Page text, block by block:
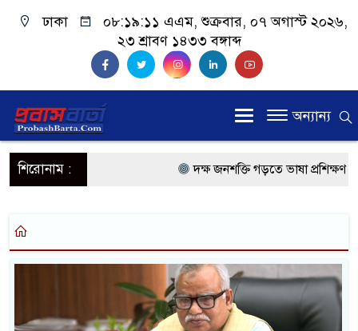
ঢাকা ০৮:১৯:১১ এএম, শুক্রবার, ০৭ অগাস্ট ২০২৬,
২৩ শ্রাবণ ১৪৩৩ বঙ্গাব্দ
অন্যান্য
শিরোনাম : দক্ষ জনশক্তি গড়তে ভাষা প্রশিক্ষণ
প্রধানমন্ত্রী তারেক রহমান, সংসদ
মালয়েশিয়ায় কর্মী পাঠাতে